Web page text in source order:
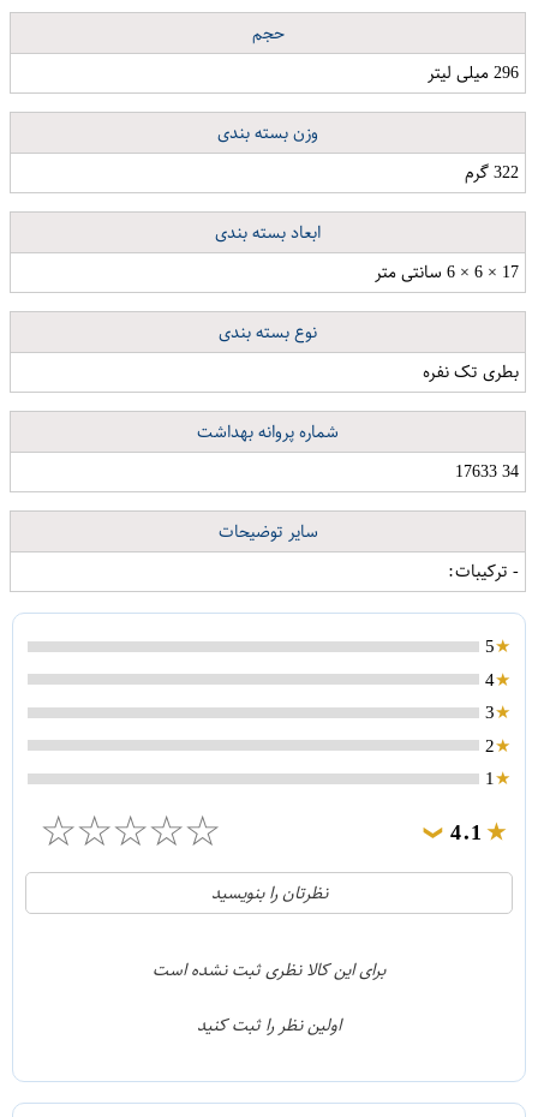
حجم
296 میلی لیتر
وزن بسته بندی
322 گرم
ابعاد بسته بندی
17 × 6 × 6 سانتی متر
نوع بسته بندی
بطری تک نفره
شماره پروانه بهداشت
34 17633
سایر توضیحات
- ترکیبات:
5
4
3
2
1
4.1
❯
☆
☆
☆
☆
☆
21
1
نظرتان را بنویسید
برای این کالا نظری ثبت نشده است
اولین نظر را ثبت کنید